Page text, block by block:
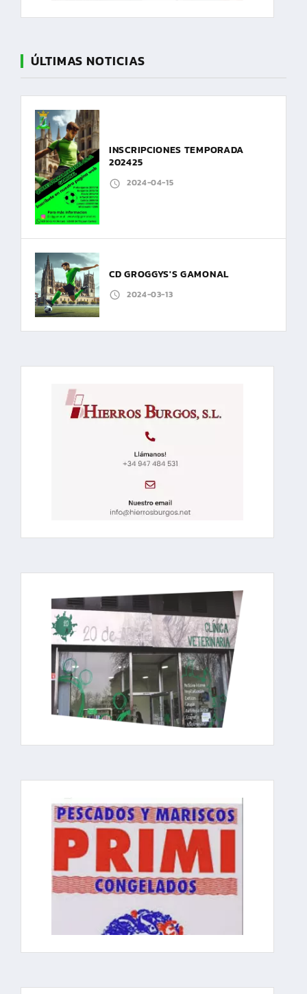
ÚLTIMAS NOTICIAS
INSCRIPCIONES TEMPORADA
202425
2024-04-15
CD GROGGYS'S GAMONAL
2024-03-13